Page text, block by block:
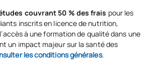
couvrant 50 % des frais pour les
inscrits en licence de nutrition,
à une formation de qualité dans une
un impact majeur sur la santé des
les conditions générales.